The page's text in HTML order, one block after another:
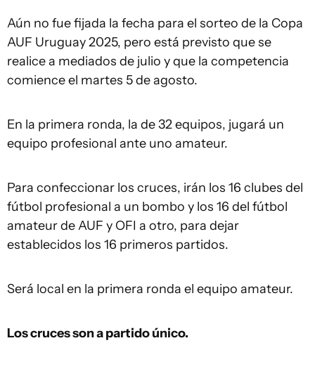
Aún no fue fijada la fecha para el sorteo de la Copa
AUF Uruguay 2025, pero está previsto que se
realice a mediados de julio y que la competencia
comience el martes 5 de agosto.
En la primera ronda, la de 32 equipos, jugará un
equipo profesional ante uno amateur.
Para confeccionar los cruces, irán los 16 clubes del
fútbol profesional a un bombo y los 16 del fútbol
amateur de AUF y OFI a otro, para dejar
establecidos los 16 primeros partidos.
Será local en la primera ronda el equipo amateur.
Los cruces son a partido único.